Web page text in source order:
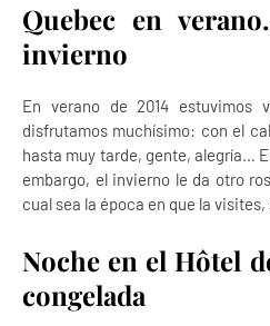
Quebec en
invierno
En verano de 2014 estuvimos
disfrutamos muchísimo: con el
hasta muy tarde, gente, alegría…
embargo, el invierno le da otro
cual sea la época en que la
Noche en el Hôtel
congelada